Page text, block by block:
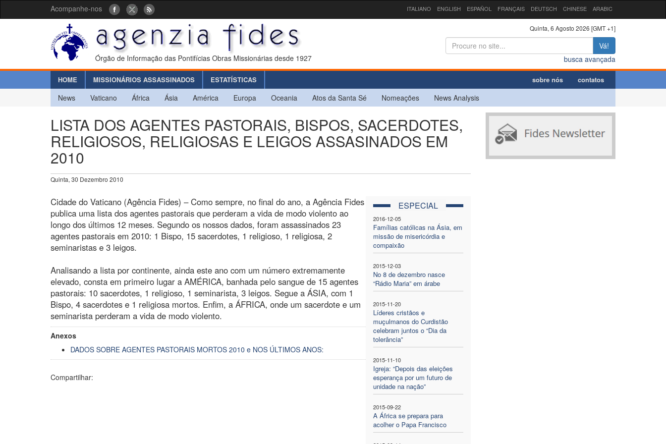
Acompanhe-nos ITALIANO ENGLISH ESPAÑOL FRANÇAIS DEUTSCH CHINESE ARABIC
Órgão de Informação das Pontifícias Obras Missionárias desde 1927
Quinta, 6 Agosto 2026 [GMT +1]
Vá!
busca avançada
HOME MISSIONÁRIOS ASSASSINADOS ESTATÍSTICAS sobre nós contatos
News Vaticano África Ásia América Europa Oceania Atos da Santa Sé Nomeações News Analysis
LISTA DOS AGENTES PASTORAIS, BISPOS, SACERDOTES,
RELIGIOSOS, RELIGIOSAS E LEIGOS ASSASINADOS EM
2010
Quinta, 30 Dezembro 2010
ESPECIAL
2016-12-05
Famílias católicas na Ásia, em
missão de misericórdia e
compaixão
2015-12-03
No 8 de dezembro nasce
“Rádio Maria” em árabe
2015-11-20
Líderes cristãos e
muçulmanos do Curdistão
celebram juntos o “Dia da
tolerância”
2015-11-10
Igreja: “Depois das eleições
esperança por um futuro de
unidade na nação”
2015-09-22
A África se prepara para
acolher o Papa Francisco
Cidade do Vaticano (Agência Fides) – Como sempre, no final do ano, a Agência Fides
publica uma lista dos agentes pastorais que perderam a vida de modo violento ao
longo dos últimos 12 meses. Segundo os nossos dados, foram assassinados 23
agentes pastorais em 2010: 1 Bispo, 15 sacerdotes, 1 religioso, 1 religiosa, 2
seminaristas e 3 leigos.
Analisando a lista por continente, ainda este ano com um número extremamente
elevado, consta em primeiro lugar a AMÉRICA, banhada pelo sangue de 15 agentes
pastorais: 10 sacerdotes, 1 religioso, 1 seminarista, 3 leigos. Segue a ÁSIA, com 1
Bispo, 4 sacerdotes e 1 religiosa mortos. Enfim, a ÁFRICA, onde um sacerdote e um
seminarista perderam a vida de modo violento.
Anexos
DADOS SOBRE AGENTES PASTORAIS MORTOS 2010 e NOS ÚLTIMOS ANOS:
Compartilhar: